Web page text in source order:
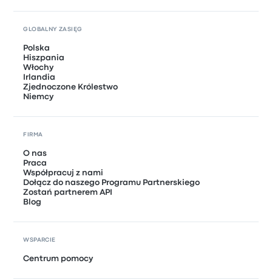
GLOBALNY ZASIĘG
Polska
Hiszpania
Włochy
Irlandia
Zjednoczone Królestwo
Niemcy
FIRMA
O nas
Praca
Współpracuj z nami
Dołącz do naszego Programu Partnerskiego
Zostań partnerem API
Blog
WSPARCIE
Centrum pomocy